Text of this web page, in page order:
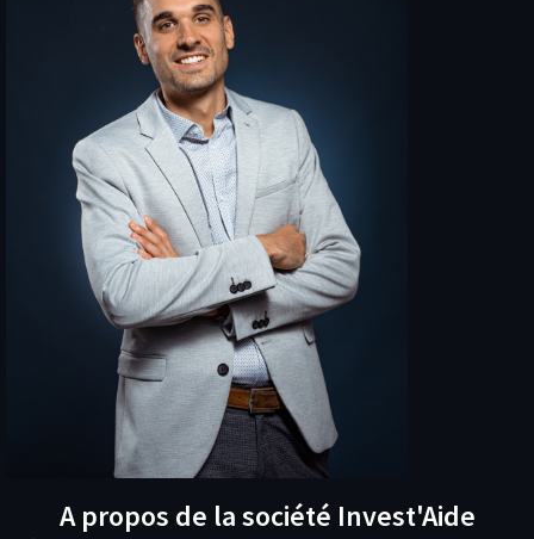
A propos de la société Invest'Aide